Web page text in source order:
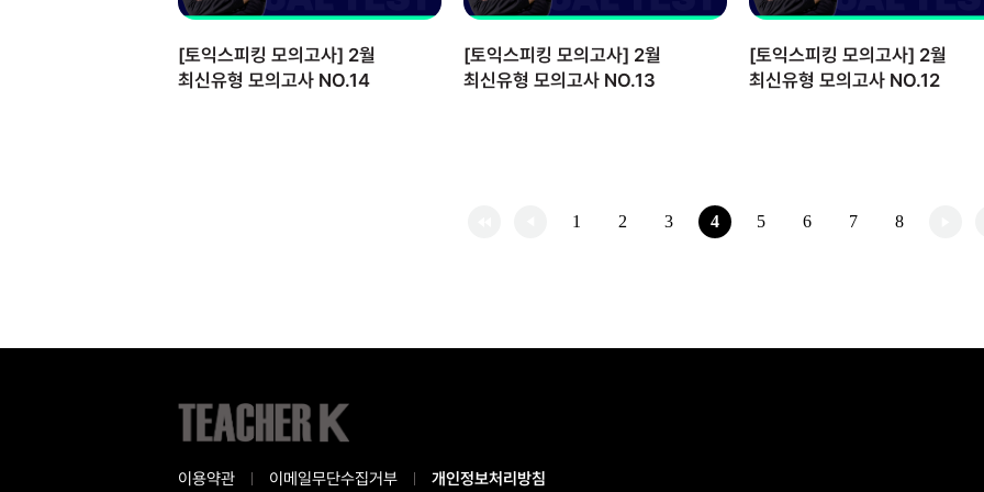
[토익스피킹 모의고사] 2월
최신유형 모의고사 NO.14
[토익스피킹 모의고사] 2월
최신유형 모의고사 NO.13
[토익스피킹 모의고사] 2월
최신유형 모의고사 NO.12
1 2 3 4 5 6 7 8
이용약관 이메일무단수집거부 개인정보처리방침